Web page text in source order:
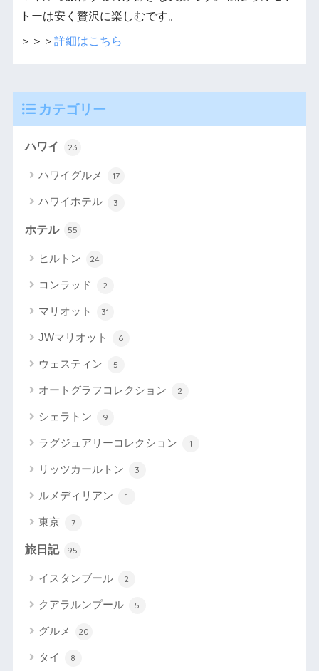
トーは安く贅沢に楽しむです。
＞＞＞ 詳細はこちら
カテゴリー
ハワイ 23
ハワイグルメ 17
ハワイホテル 3
ホテル 55
ヒルトン 24
コンラッド 2
マリオット 31
JWマリオット 6
ウェスティン 5
オートグラフコレクション 2
シェラトン 9
ラグジュアリーコレクション 1
リッツカールトン 3
ルメディリアン 1
東京 7
旅日記 95
イスタンブール 2
クアラルンプール 5
グルメ 20
タイ 8